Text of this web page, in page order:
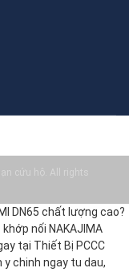
cứu hộ. All rights
DN65 chất lượng cao?
nối NAKAJIMA
tại Thiết Bị PCCC
y chinh ngay tu dau,